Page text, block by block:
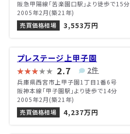
阪急甲陽線「苦楽園口駅」より徒歩で15分
2005年2月(築21年)
売買価格相場
3,553万円
プレステージ上甲子園
2.7 2件
兵庫県西宮市上甲子園1丁目1番6号
阪神本線「甲子園駅」より徒歩で14分
2005年2月(築21年)
売買価格相場
4,237万円